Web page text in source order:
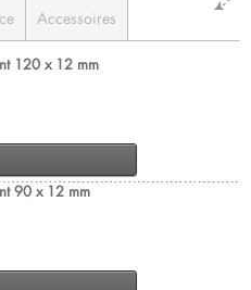
Accessoires
120 x 12 mm
90 x 12 mm